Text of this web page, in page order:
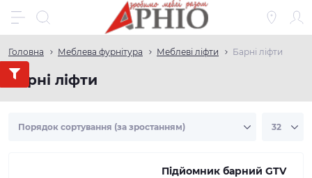
Головна Меблева фурнітура Меблеві ліфти Барні ліфти
Барні ліфти
Підйомник барний GTV